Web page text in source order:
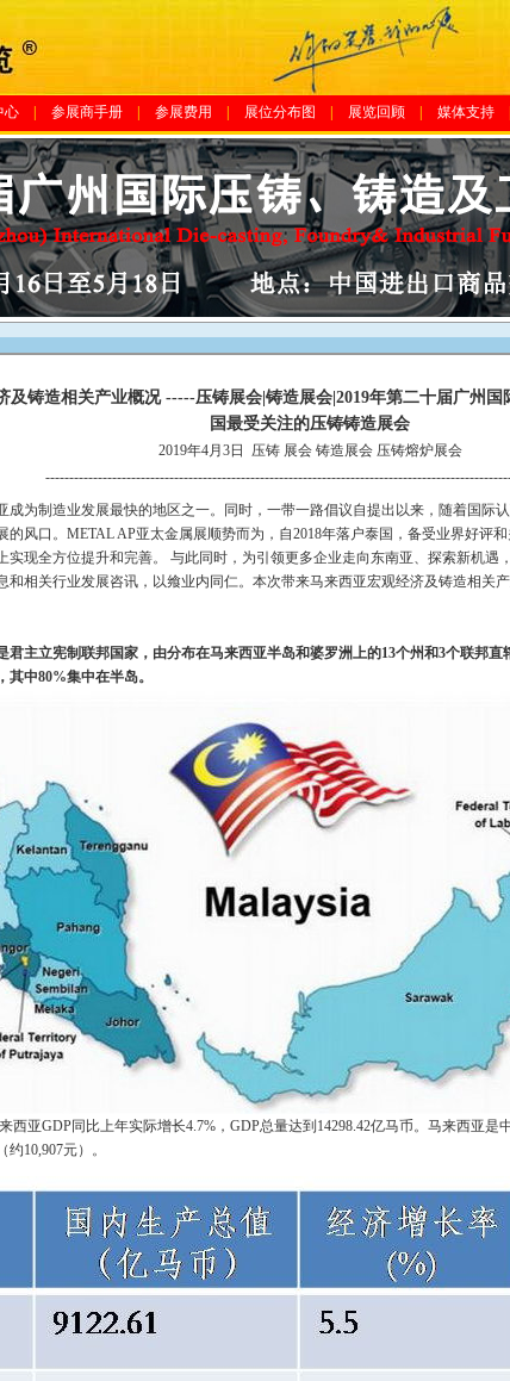
心 参展商手册| 参展费用 展位分布图 展览回顾 媒体支持|
及铸造相关产业概况 -----压铸展会|铸造展会|2019年第二十届广州
国最受关注的压铸铸造展会
2019年4月3日
压铸 展会 铸造展会 压铸熔炉展会
成为制造业发展最快的地区之一。同时，一带一路倡议自提出以来，随着国际
的风口。METAL AP亚太金属展顺势而为，自2018年落户泰国，备受业界好评
实现全方位提升和完善。 与此同时，为引领更多企业走向东南亚、探索新机遇
和相关行业发展咨讯，以飨业内同仁。本次带来马来西亚宏观经济及铸造相关产
君主立宪制联邦国家，由分布在马来西亚半岛和婆罗洲上的13个州和3个联邦直
其中80%集中在半岛。
西亚GDP同比上年实际增长4.7%，GDP总量达到14298.42亿马币。 马来西亚是
10,907元）。